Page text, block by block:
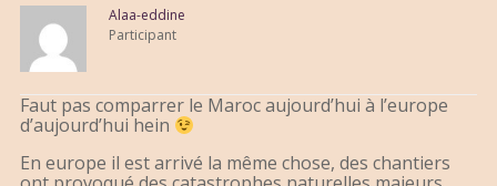
Alaa-eddine
Participant
Faut pas comparrer le Maroc aujourd’hui à l’europe
d’aujourd’hui hein
En europe il est arrivé la même chose, des chantiers